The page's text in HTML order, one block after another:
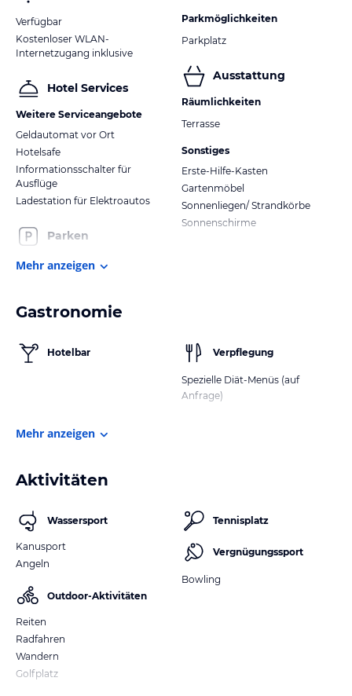
Verfügbar
Kostenloser WLAN-
Internetzugang inklusive
Hotel Services
Weitere Serviceangebote
Geldautomat vor Ort
Hotelsafe
Informationsschalter für
Ausflüge
Ladestation für Elektroautos
Parken
Parkmöglichkeiten
Parkplatz
Ausstattung
Räumlichkeiten
Terrasse
Sonstiges
Erste-Hilfe-Kasten
Gartenmöbel
Sonnenliegen/ Strandkörbe
Sonnenschirme
Mehr anzeigen
Gastronomie
Hotelbar Verpflegung
Spezielle Diät-Menüs (auf
Anfrage)
Mehr anzeigen
Aktivitäten
Wassersport
Kanusport
Angeln
Outdoor-Aktivitäten
Reiten
Radfahren
Wandern
Golfplatz
Tennisplatz
Vergnügungssport
Bowling